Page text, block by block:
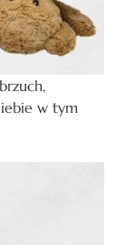
w tym